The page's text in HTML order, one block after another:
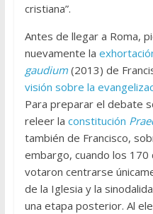
cristiana”.
Antes de llegar a Roma,
nuevamente la
gaudium(2013) de
visión sobre la
Para preparar el debate
releer la constitución
también de Francisco,
embargo, cuando los
votaron centrarse
de la Iglesia y la
una etapa posterior. Al